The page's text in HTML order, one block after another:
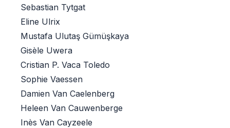
Sebastian Tytgat
Eline Ulrix
Mustafa Ulutaş Gümüşkaya
Gisèle Uwera
Cristian P. Vaca Toledo
Sophie Vaessen
Damien Van Caelenberg
Heleen Van Cauwenberge
Inès Van Cayzeele